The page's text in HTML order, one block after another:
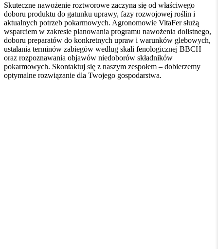
Skuteczne nawożenie roztworowe zaczyna się od właściwego
doboru produktu do gatunku uprawy, fazy rozwojowej roślin i
aktualnych potrzeb pokarmowych. Agronomowie VitaFer służą
wsparciem w zakresie planowania programu nawożenia dolistnego,
doboru preparatów do konkretnych upraw i warunków glebowych,
ustalania terminów zabiegów według skali fenologicznej BBCH
oraz rozpoznawania objawów niedoborów składników
pokarmowych. Skontaktuj się z naszym zespołem – dobierzemy
optymalne rozwiązanie dla Twojego gospodarstwa.